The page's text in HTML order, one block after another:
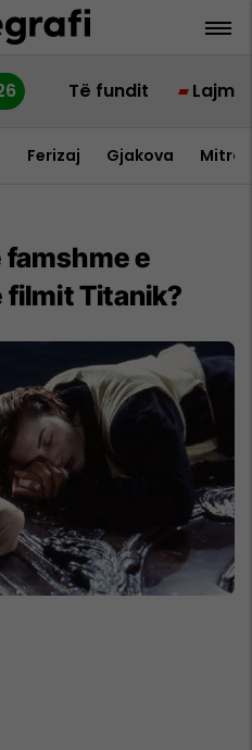
Të fundit Lajme
Ferizaj Gjakova
e
filmit Titanik?